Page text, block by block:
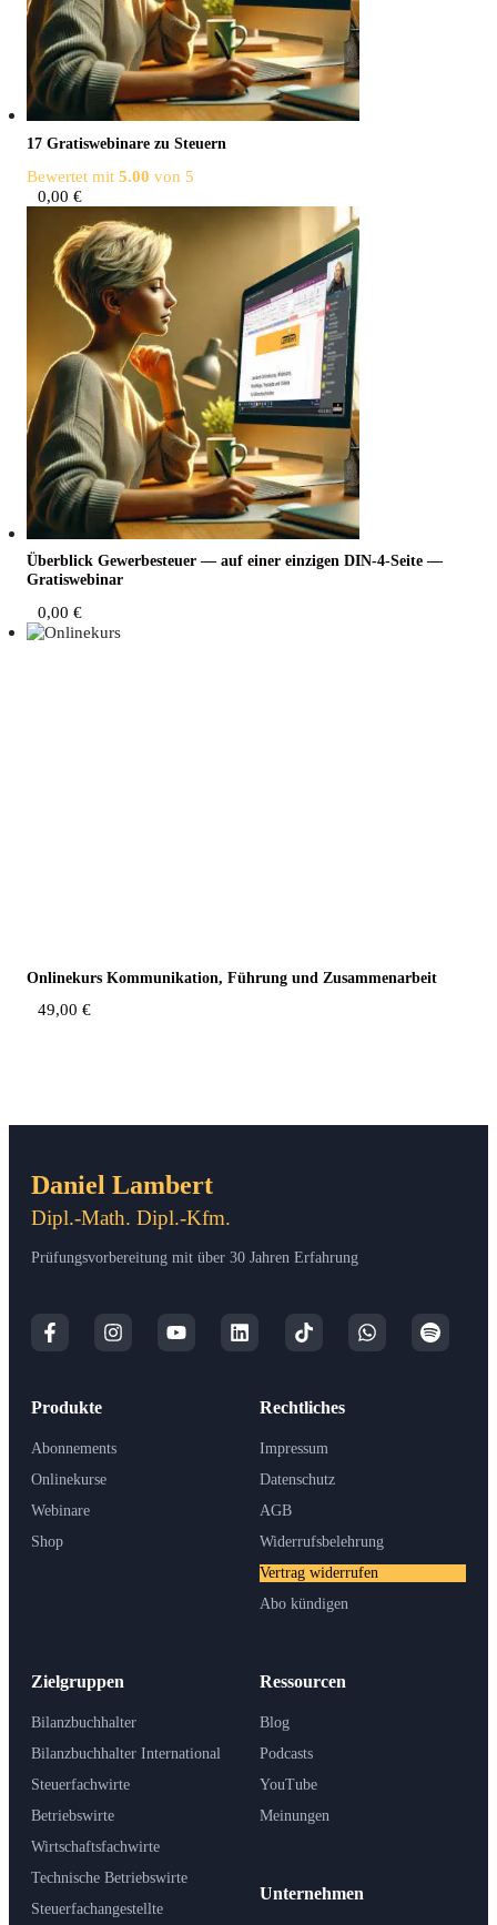
17 Gra­tis­web­i­na­re zu Steuern
Bewertet mit 5.00 von 5
0,00 €
Über­blick Gewer­be­steu­er — auf einer ein­zi­gen DIN-4-Sei­te —
Gratiswebinar
0,00 €
Online­kurs Kom­mu­ni­ka­ti­on, Füh­rung und Zusammenarbeit
49,00 €
Daniel Lambert
Dipl.-Math. Dipl.-Kfm.
Prüfungsvorbereitung mit über 30 Jahren Erfahrung
Produkte
Abonnements
Onlinekurse
Webinare
Shop
Zielgruppen
Bilanzbuchhalter
Bilanzbuchhalter International
Steuerfachwirte
Betriebswirte
Wirtschaftsfachwirte
Technische Betriebswirte
Steuerfachangestellte
Ressourcen
Blog
Podcasts
YouTube
Meinungen
Unternehmen
Rechtliches
Impressum
Datenschutz
AGB
Widerrufsbelehrung
Vertrag widerrufen
Abo kündigen